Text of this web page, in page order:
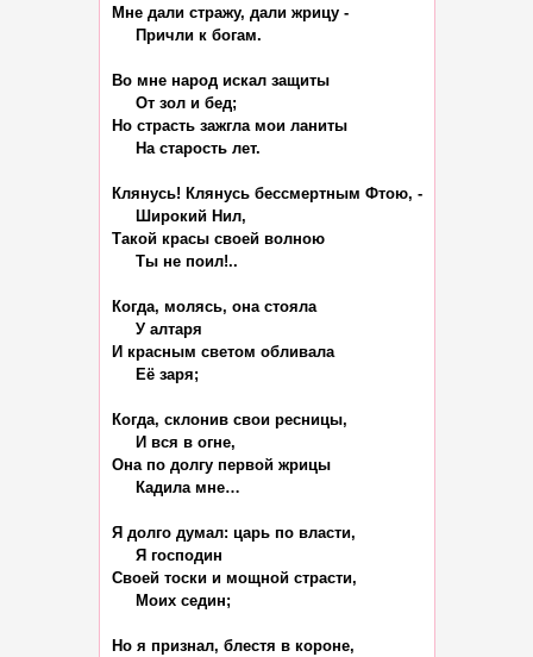
Мне дали стражу, дали жрицу -
     Причли к богам.
Во мне народ искал защиты
     От зол и бед;
Но страсть зажгла мои ланиты
     На старость лет.
Клянусь! Клянусь бессмертным Фтою, -
     Широкий Нил,
Такой красы своей волною
     Ты не поил!..
Когда, молясь, она стояла
     У алтаря
И красным светом обливала
     Её заря;
Когда, склонив свои ресницы,
     И вся в огне,
Она по долгу первой жрицы
     Кадила мне…
Я долго думал: царь по власти,
     Я господин
Своей тоски и мощной страсти,
     Моих седин;
Но я признал, блестя в короне,